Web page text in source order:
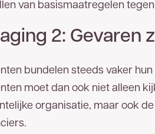
van basismaatregelen
2: Gevaren
bundelen steeds vaker
moet dan ook niet alleen
organisatie, maar ook